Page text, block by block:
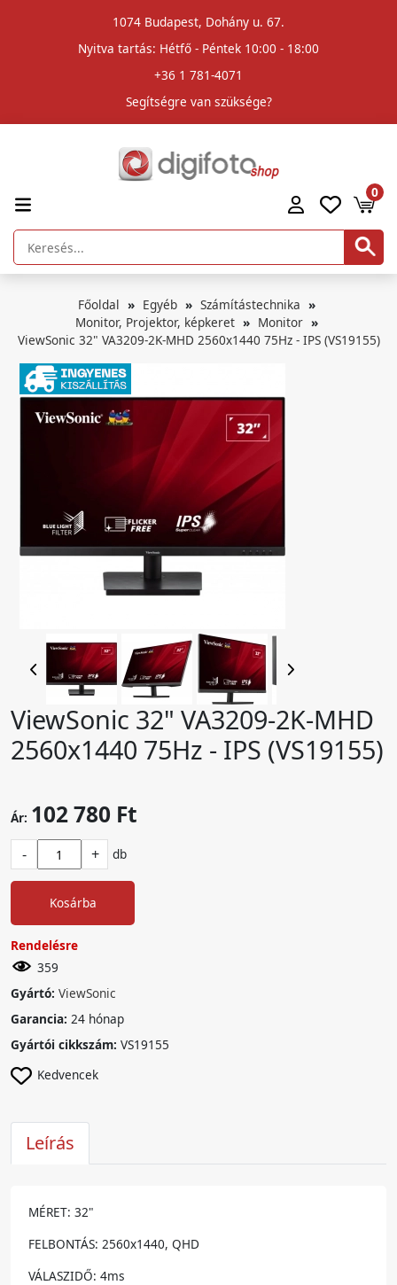
1074 Budapest, Dohány u. 67.
Nyitva tartás: Hétfő - Péntek 10:00 - 18:00
+36 1 781-4071
Segítségre van szüksége?
0
Főoldal Egyéb
Számítástechnika
Monitor, Projektor, képkeret
Monitor
ViewSonic 32" VA3209-2K-MHD 2560x1440 75Hz - IPS (VS19155)
ViewSonic 32" VA3209-2K-MHD
2560x1440 75Hz - IPS (VS19155)
Ár: 102 780 Ft
- + db
Kosárba
Rendelésre
359
Gyártó: ViewSonic
Garancia: 24 hónap
Gyártói cikkszám: VS19155
Kedvencek
Leírás
MÉRET: 32"
FELBONTÁS: 2560x1440, QHD
VÁLASZIDŐ: 4ms